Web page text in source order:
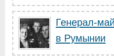
Генерал-
в Румынии